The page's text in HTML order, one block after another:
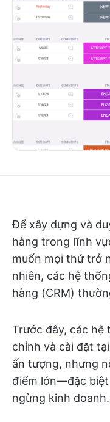
Để xây dựng và
hàng trong lĩnh
muốn mọi thứ trở
nhiên, các hệ
hàng (CRM)
Trước đây, các hệ
chỉnh và cài đặt
ấn tượng, nhưng
điểm lớn—đặc biệt
ngừng kinh doanh.